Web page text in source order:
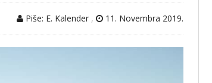
Piše: E. Kalender , 11. Novembra 2019.